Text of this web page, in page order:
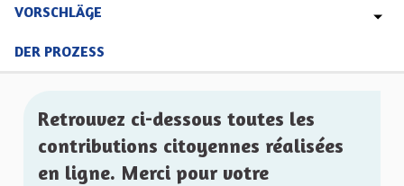
VORSCHLÄGE
DER PROZESS
Retrouvez ci-dessous toutes les
contributions citoyennes réalisées
en ligne. Merci pour votre